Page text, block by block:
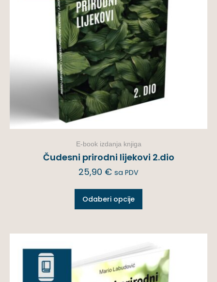
E-book izdanja knjiga
Čudesni prirodni lijekovi 2.dio
25,90 € sa PDV
Odaberi opcije